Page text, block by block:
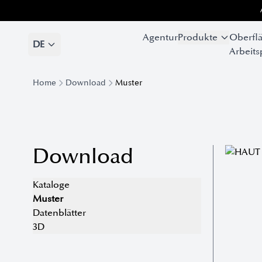
DE
AgenturProdukte
DE
AgenturProdukte
Home Download Muster
Download
Kataloge
Muster
Datenblätter
3D